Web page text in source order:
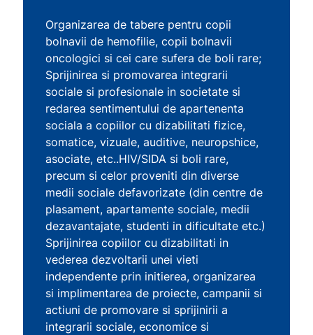
Organizarea de tabere pentru copii
bolnavii de hemofilie, copii bolnavii
oncologici si cei care sufera de boli rare;
Sprijinirea si promovarea integrarii
sociale si profesionale in societate si
redarea sentimentului de apartenenta
sociala a copiilor cu dizabilitati fizice,
somatice, vizuale, auditive, neuropshice,
asociate, etc..HIV/SIDA si boli rare,
precum si celor proveniti din diverse
medii sociale defavorizate (din centre de
plasament, apartamente sociale, medii
dezavantajate, studenti in dificultate etc.)
Sprijinirea copiilor cu dizabilitati in
vederea dezvoltarii unei vieti
independente prin initierea, organizarea
si implimentarea de proiecte, campanii si
actiuni de promovare si sprijinirii a
integrarii sociale, economice si